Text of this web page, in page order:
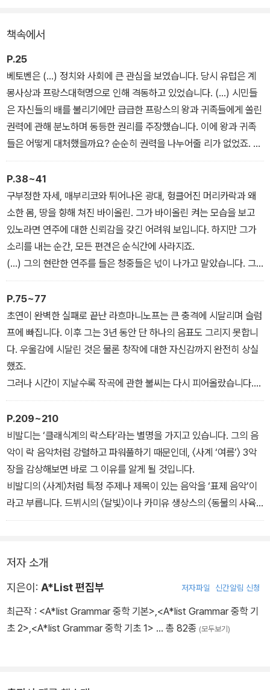
책속에서
P.25
베토벤은 (…) 정치와 사회에 큰 관심을 보였습니다. 당시 유럽은 계
몽사상과 프랑스대혁명으로 인해 격동하고 있었습니다. (…) 시민들
은 자신들의 배를 불리기에만 급급한 프랑스의 왕과 귀족들에게 쏠린
권력에 관해 분노하며 동등한 권리를 주장했습니다. 이에 왕과 귀족
들은 어떻게 대처했을까요? 순순히 권력을 나누어줄 리가 없었죠. 즉
시 군인들을 동원하여 이들의 주장을 잠재우고자 했습니다.
이에 시민들의 분노는 폭발합니다. (…) 결국 프랑스 왕이었던 루이 1
6세와 왕비 마리 앙투아네트가 처형됐고, 프랑스는 국민 투표로 선출
된 사람이 통치하는 ‘공화정’을 실시하게 되었습니다.
베토벤은 유럽에 퍼져나간 계몽주의 사상을 온몸으로 흡수했습니다.
예술가로서 귀족들에게 굽히지 않는 절개와 음악을 신성하게 여기는
마음, 모든 사람이 평등하다는 신념 등을 다져나갔죠. 그리고 이 태도
와 사상을 음악에 오롯이 녹여내고자 했습니다.
_”[베토벤] 음악에 생각과 감정을 담아내기까지” 중에서
P.38~41
구부정한 자세, 매부리코와 튀어나온 광대, 헝클어진 머리카락과 왜
소한 몸, 땅을 향해 쳐진 바이올린. 그가 바이올린 켜는 모습을 보고
있노라면 연주에 대한 신뢰감을 갖긴 어려워 보입니다. 하지만 그가
소리를 내는 순간, 모든 편견은 순식간에 사라지죠.
(…) 그의 현란한 연주를 들은 청중들은 넋이 나가고 말았습니다. 그
의 연주가 끝나면 객석은 열광의 도가니였고, 심지어 그가 바이올린
실력을 위해 악마와 거래했다는 소문까지 돌았습니다. 악마가 파가니
니의 연주를 도왔다느니, 활 끝에 악마가 보였다느니, 파가니니 자체
가 악마라느니 등 파가니니에 대한 이상한 소문이 일파만파 퍼졌어
요. (…) 얼마나 어려운 기법을 연주했기에 그가 ‘악마’라는 소문까지
돌게 된 것일까요?
_”[파가니니와 리스트] 그들이 클래식계의 아이돌이 된 이유” 중에서
P.75~77
초연이 완벽한 실패로 끝난 라흐마니노프는 큰 충격에 시달리며 슬럼
프에 빠집니다. 이후 그는 3년 동안 단 하나의 음표도 그리지 못합니
다. 우울감에 시달린 것은 물론 창작에 대한 자신감까지 완전히 상실
했죠.
그러나 시간이 지날수록 작곡에 관한 불씨는 다시 피어올랐습니다.
그럼에도 첫 번째 교향곡의 처참한 실패에 대한 기억으로 새로운 음
표를 그리는 데는 여전히 주저했죠. 라흐마니노프는 유명한 의사 니
콜라이 달 박사를 찾아가 최면 치료를 받게 됩니다. 그리고 효과적인
심리 치료 덕분에 비로소 자신감을 회복할 수 있었습니다.
그는 치유된 직후, 피아노 협주곡을 작곡하기 시작했습니다. 그 곡이
바로 〈피아노 협주곡 2번〉입니다. 모스크바에서 초연을 들은 관중들
의 반응은 매우 폭발적이었죠. 이를 계기로 라흐마니노프는 자신감을
완전히 회복했고, 그 감사함을 담아 달 박사에게 이 곡을 헌정했습니
P.209~210
비발디는 ‘클래식계의 락스타’라는 별명을 가지고 있습니다. 그의 음
악이 락 음악처럼 강렬하고 파워풀하기 때문인데, 〈사계 ‘여름’〉 3악
장을 감상해보면 바로 그 이유를 알게 될 것입니다.
비발디의 〈사계〉처럼 특정 주제나 제목이 있는 음악을 ‘표제 음악’이
라고 부릅니다. 드뷔시의 〈달빛〉이나 카미유 생상스의 〈동물의 사육
제〉처럼 말이죠. 그런데 비발디가 활동했던 바로크 시대의 음악은 일
빛〉처럼 ‘달’이라는 주제에 어울리는 음악이 아닌, 특정 주제 없이 음
악 자체의 아름다운 소리에 의미를 둔 것이죠. 그래서 대부분의 곡을
제목 대신 번호나 숫자로 구분했습니다. 그런 의미에서 〈사계〉는 당시
비발디만의 파격적인 시도였을 것입니다. 사계절이라는 ‘주제’를 두
저자 소개
지은이: A*List 편집부 저자파일 신간알림 신청
최근작 : <A*list Grammar 중학 기본>,<A*list Grammar 중학 기
초 2>,<A*list Grammar 중학 기초 1> … 총 82종 (모두보기)